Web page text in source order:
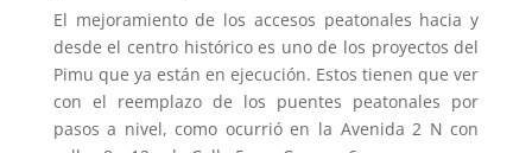
El mejoramiento de los accesos peatonales hacia y
desde el centro histórico es uno de los proyectos del
Pimu que ya están en ejecución. Estos tienen que ver
con el reemplazo de los puentes peatonales por
pasos a nivel, como ocurrió en la Avenida 2 N con